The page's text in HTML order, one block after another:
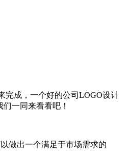
完成，一个好的公司LOGO设计
一同来看看吧！
做出一个满足于市场需求的